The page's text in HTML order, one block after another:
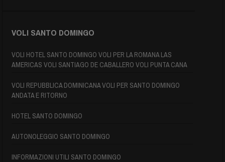
VOLI SANTO DOMINGO
VOLI HOTEL SANTO DOMINGO VOLI PER LA ROMANA LAS
AMERICAS VOLI SANTIAGO DE CABALLERO VOLI PUNTA CANA
VOLI REPUBBLICA DOMINICANA VOLI PER SANTO DOMINGO
ANDATA E RITORNO
HOTEL SANTO DOMINGO
AUTONOLEGGIO SANTO DOMINGO
INFORMAZIONI UTILI SANTO DOMINGO